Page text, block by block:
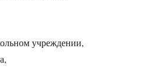
учреждении,